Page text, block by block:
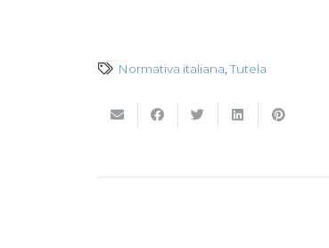
Normativa italiana ,Tutela